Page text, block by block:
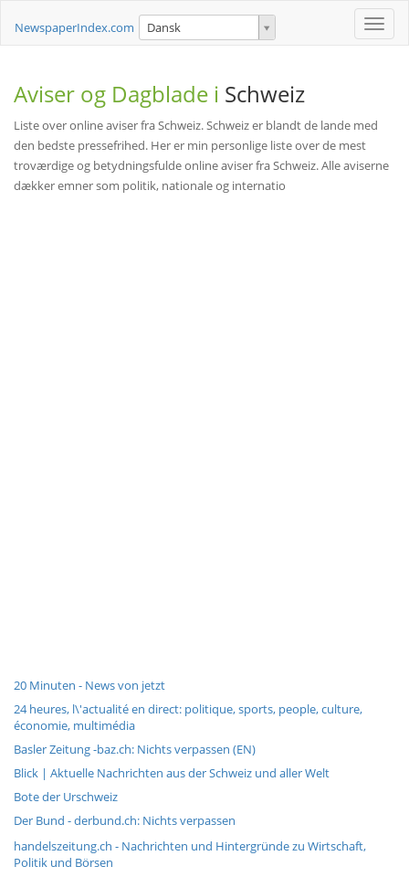
Toggle
NewspaperIndex.com Dansk
Aviser og Dagblade i Schweiz
Liste over online aviser fra Schweiz. Schweiz er blandt de lande med
den bedste pressefrihed. Her er min personlige liste over de mest
troværdige og betydningsfulde online aviser fra Schweiz. Alle aviserne
dækker emner som politik, nationale og internatio
20 Minuten - News von jetzt
24 heures, l\'actualité en direct: politique, sports, people, culture,
économie, multimédia
Basler Zeitung -baz.ch: Nichts verpassen (EN)
Blick | Aktuelle Nachrichten aus der Schweiz und aller Welt
Bote der Urschweiz
Der Bund - derbund.ch: Nichts verpassen
handelszeitung.ch - Nachrichten und Hintergründe zu Wirtschaft,
Politik und Börsen